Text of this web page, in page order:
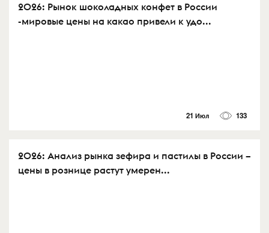
2026: Рынок шоколадных конфет в России
-мировые цены на какао привели к удо...
21 Июл 133
2026: Анализ рынка зефира и пастилы в России –
цены в рознице растут умерен...